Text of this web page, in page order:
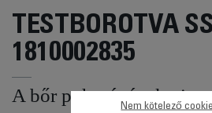
TESTBOROTVA
1810002835
A bőr puhaságának
Nem kötelező